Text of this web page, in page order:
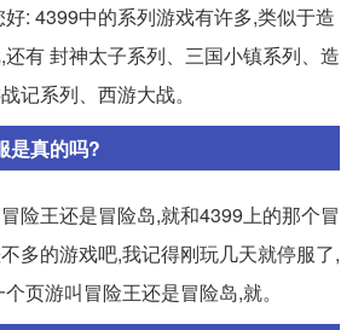
: 4399中的系列游戏有许多,类似于造
有 封神太子系列、三国小镇系列、造
记系列、西游大战。
是真的吗?
险王还是冒险岛,就和4399上的那个冒
多的游戏吧,我记得刚玩几天就停服了,
页游叫冒险王还是冒险岛,就。